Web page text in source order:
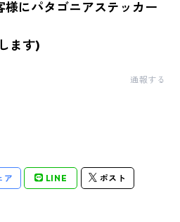
様にパタゴニアステッカー
ます)
通報する
ア LINE ポスト